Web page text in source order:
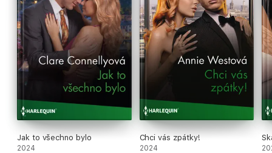
Jak to všechno bylo
2024
Chci vás zpátky!
2024